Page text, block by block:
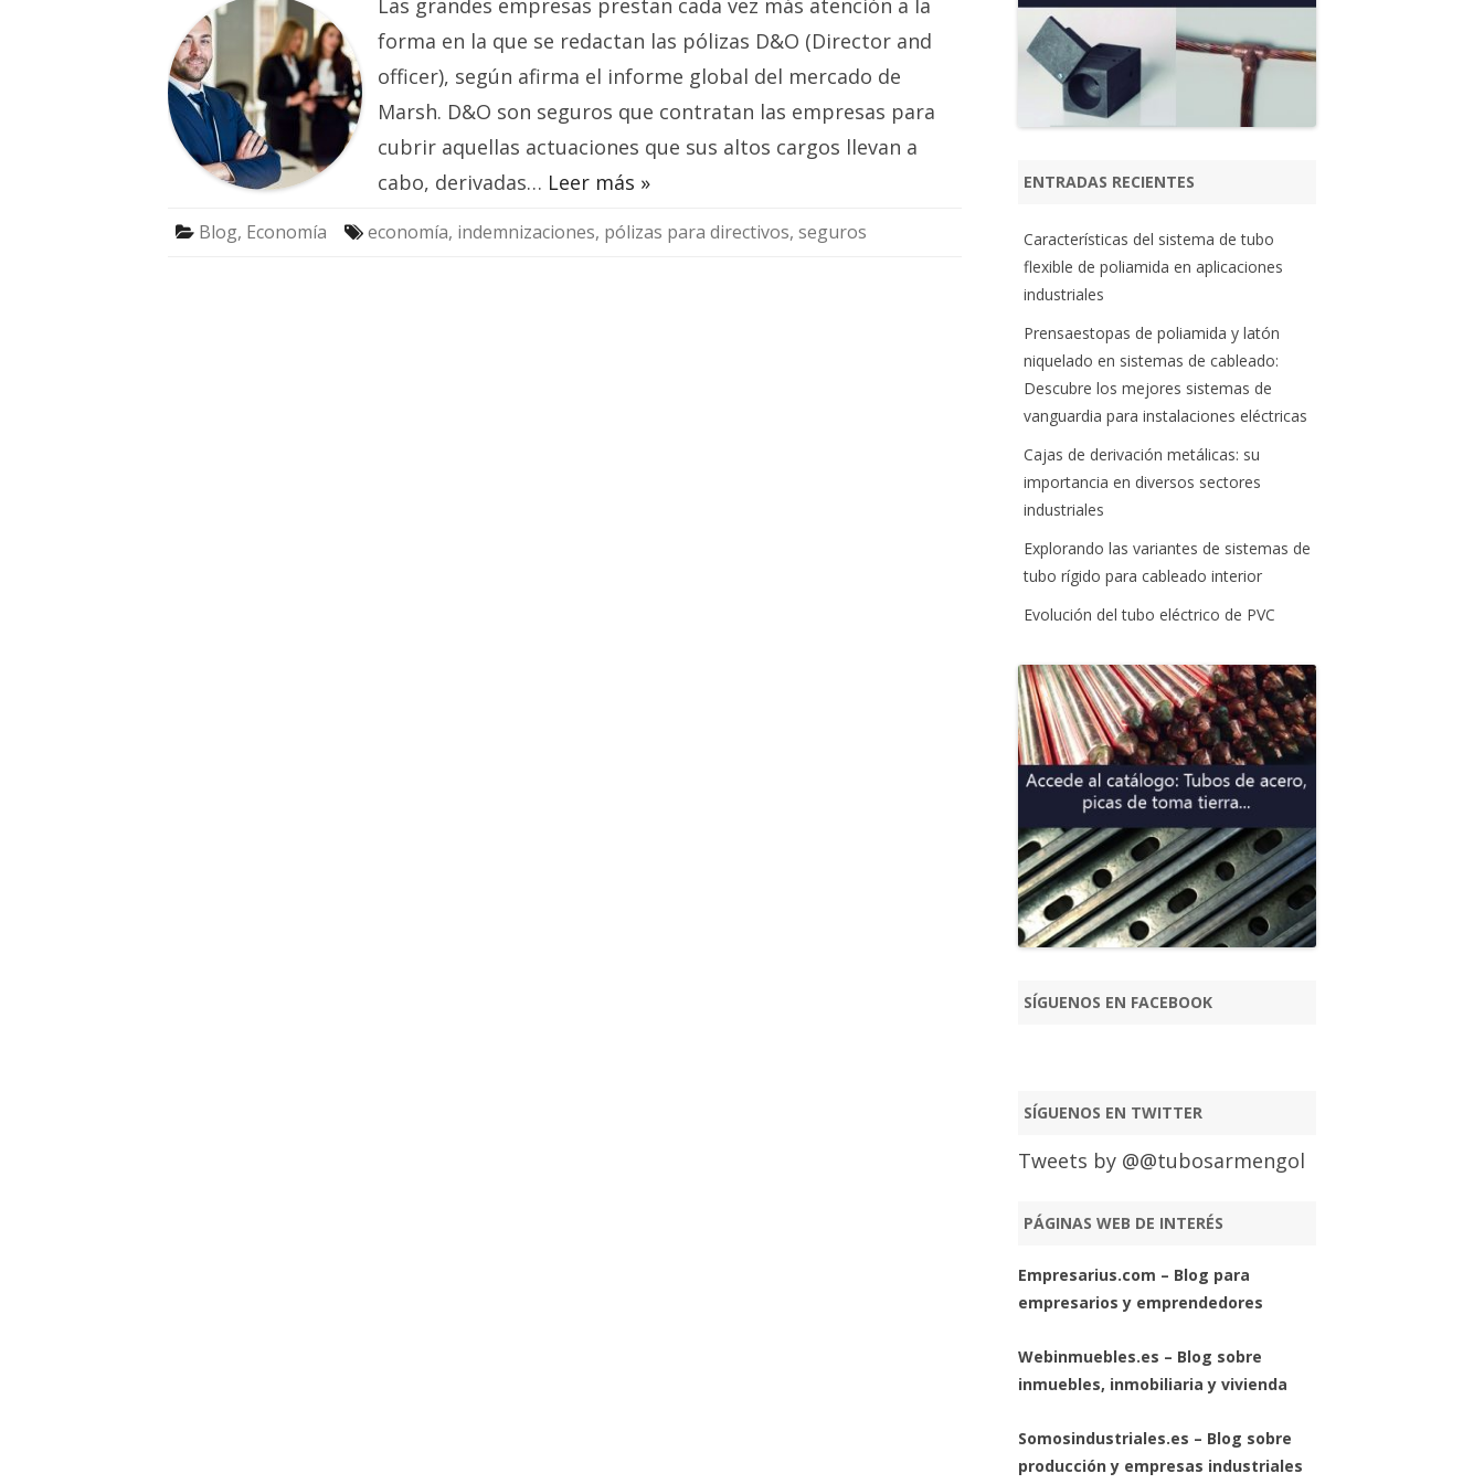
ofrecen
los
seguros
de
los
directivos?
Las grandes empresas prestan cada vez más atención a la
forma en la que se redactan las pólizas D&O (Director and
officer), según afirma el informe global del mercado de
Marsh. D&O son seguros que contratan las empresas para
cubrir aquellas actuaciones que sus altos cargos llevan a
cabo, derivadas… Leer más »
Blog, Economía economía, indemnizaciones, pólizas para directivos, seguros
ENTRADAS RECIENTES
Características del sistema de tubo
flexible de poliamida en aplicaciones
industriales
Prensaestopas de poliamida y latón
niquelado en sistemas de cableado:
Descubre los mejores sistemas de
vanguardia para instalaciones eléctricas
Cajas de derivación metálicas: su
importancia en diversos sectores
industriales
Explorando las variantes de sistemas de
tubo rígido para cableado interior
Evolución del tubo eléctrico de PVC
SÍGUENOS EN FACEBOOK
SÍGUENOS EN TWITTER
Tweets by @@tubosarmengol
PÁGINAS WEB DE INTERÉS
Empresarius.com – Blog para
empresarios y emprendedores
Webinmuebles.es – Blog sobre
inmuebles, inmobiliaria y vivienda
Somosindustriales.es – Blog sobre
producción y empresas industriales